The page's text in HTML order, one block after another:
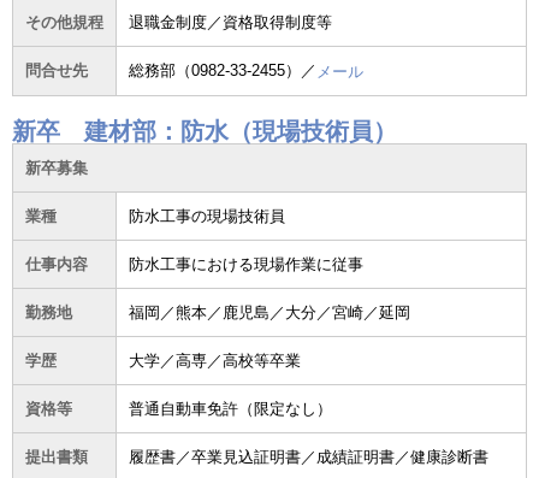
その他規程 退職金制度／資格取得制度等
問合せ先 総務部（0982-33-2455）／ メール
新卒 建材部：防水（現場技術員）
新卒募集
業種 防水工事の現場技術員
仕事内容 防水工事における現場作業に従事
勤務地 福岡／熊本／鹿児島／大分／宮崎／延岡
学歴 大学／高専／高校等卒業
資格等 普通自動車免許（限定なし）
提出書類 履歴書／卒業見込証明書／成績証明書／健康診断書